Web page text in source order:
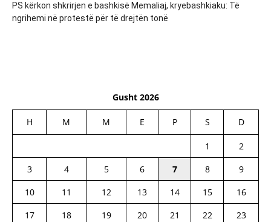
PS kërkon shkrirjen e bashkisë Memaliaj, kryebashkiaku: Të
ngrihemi në protestë për të drejtën tonë
Gusht 2026
H M M E P S D
1
2
3
4 5 6 7 8
9
10
11 12 13 14 15
16
17
18 19 20 21 22
23